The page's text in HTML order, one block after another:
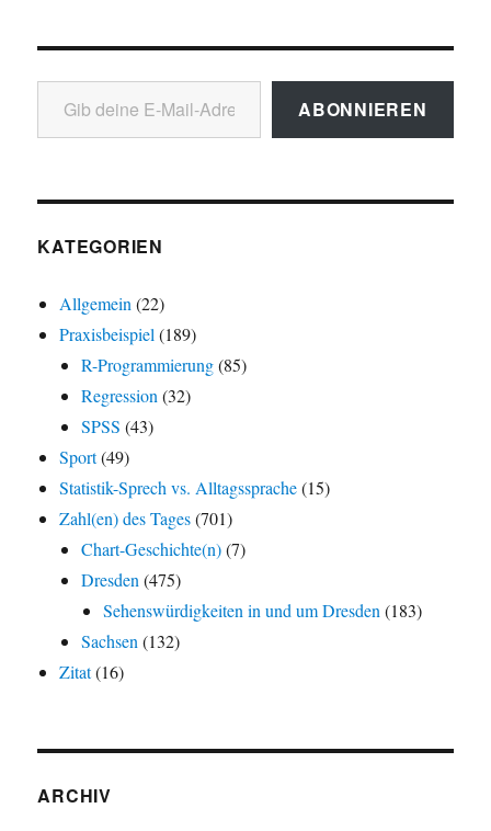
Gib deine E-Mail-Adresse ein ...
ABONNIEREN
KATEGORIEN
Allgemein (22)
Praxisbeispiel (189)
R-Programmierung(85)
Regression (32)
SPSS (43)
Sport(49)
Statistik-Sprech vs. Alltagssprache(15)
Zahl(en) des Tages(701)
Chart-Geschichte(n)(7)
Dresden (475)
Sehenswürdigkeiten in und um Dresden (183)
Sachsen (132)
Zitat(16)
ARCHIV